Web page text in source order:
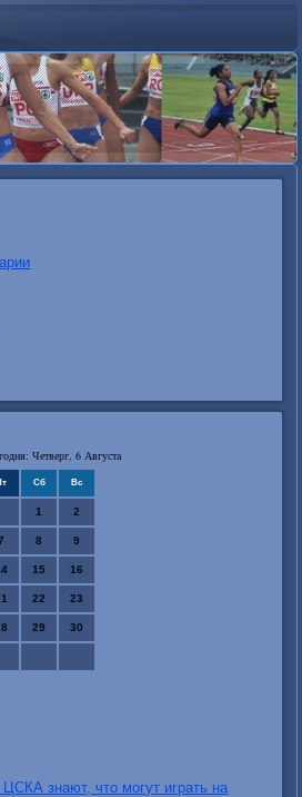
Четверг, 6 Августа
Сб Вс
1 2
8 9
15 16
22 23
29 30
знают, что могут играть на